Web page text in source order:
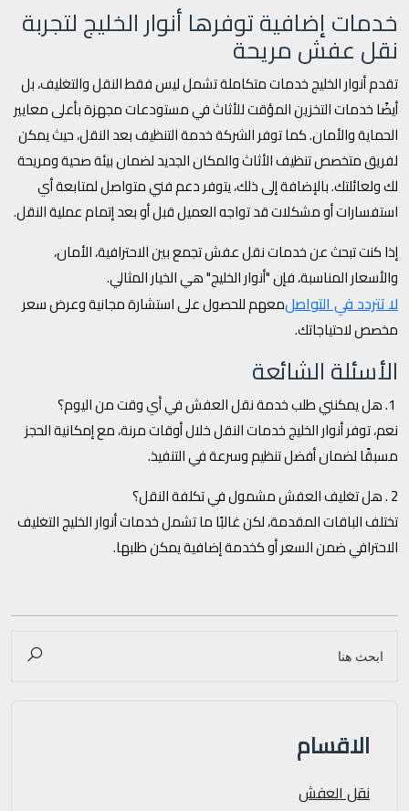
خدمات إضافية توفرها أنوار الخليج لتجربة
نقل عفش مريحة
تقدم أنوار الخليج خدمات متكاملة تشمل ليس فقط النقل والتغليف، بل
أيضًا خدمات التخزين المؤقت للأثاث في مستودعات مجهزة بأعلى معايير
الحماية والأمان. كما توفر الشركة خدمة التنظيف بعد النقل، حيث يمكن
لفريق متخصص تنظيف الأثاث والمكان الجديد لضمان بيئة صحية ومريحة
لك ولعائلتك. بالإضافة إلى ذلك، يتوفر دعم فني متواصل لمتابعة أي
استفسارات أو مشكلات قد تواجه العميل قبل أو بعد إتمام عملية النقل.
إذا كنت تبحث عن خدمات نقل عفش تجمع بين الاحترافية، الأمان،
والأسعار المناسبة، فإن "أنوار الخليج" هي الخيار المثالي.
لا تتردد في التواصلمعهم للحصول على استشارة مجانية وعرض سعر
مخصص لاحتياجاتك.
الأسئلة الشائعة
نعم، توفر أنوار الخليج خدمات النقل خلال أوقات مرنة، مع إمكانية الحجز
مسبقًا لضمان أفضل تنظيم وسرعة في التنفيذ.
2 . هل تغليف العفش مشمول في تكلفة النقل؟
تختلف الباقات المقدمة، لكن غالبًا ما تشمل خدمات أنوار الخليج التغليف
الاحترافي ضمن السعر أو كخدمة إضافية يمكن طلبها.
الاقسام
نقل العفش